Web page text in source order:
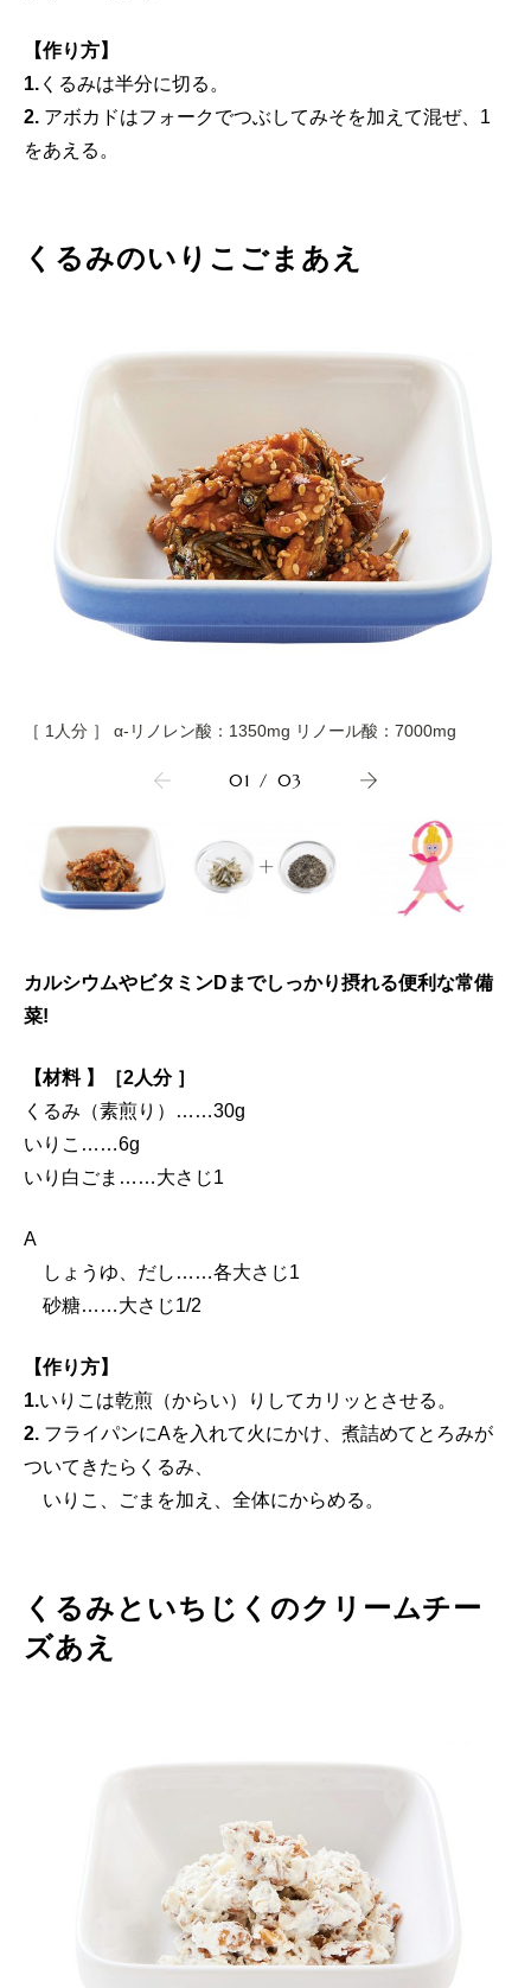
【作り方】
1. くるみは半分に切る。
2. アボカドはフォークでつぶしてみそを加えて混ぜ、1
をあえる。
くるみのいりこごまあえ
［ 1人分 ］ α-リノレン酸：1350mg リノール酸：7000mg
01 / 03
カルシウムやビタミンDまでしっかり摂れる便利な常備
菜!
【材料 】［2人分 ］
くるみ（素煎り）……30g
いりこ……6g
いり白ごま……大さじ1
A
しょうゆ、だし……各大さじ1
砂糖……大さじ1/2
【作り方】
1.いりこは乾煎（からい）りしてカリッとさせる。
2. フライパンにAを入れて火にかけ、煮詰めてとろみが
ついてきたらくるみ、
いりこ、ごまを加え、全体にからめる。
くるみといちじくのクリームチー
ズあえ